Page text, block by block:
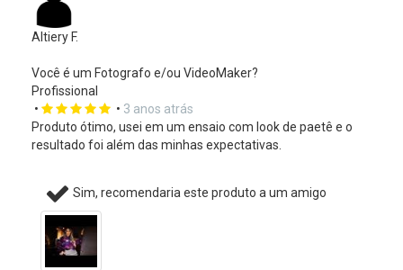
Altiery F.
Você é um Fotografo e/ou VideoMaker?
Profissional
•
• 3 anos atrás
Produto ótimo, usei em um ensaio com look de paetê e o
resultado foi além das minhas expectativas.
Sim, recomendaria este produto a um amigo